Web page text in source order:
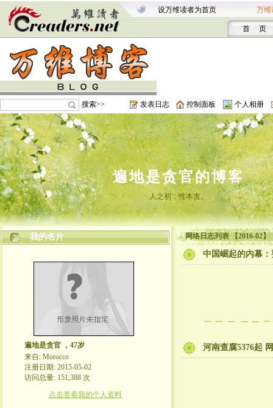
设万维读者为首页 万维
首 页
搜索>> 发表日志 控制面板 个人相册
遍地是贪官的博客
人之初，性本贪。
我的名片
遍地是贪官 ，47岁
来自: Morocco
注册日期: 2015-05-02
访问总量: 151,388 次
点击查看我的个人资料
网络日志列表 【2016-02】
中国崛起的内幕
河南查腐5376起